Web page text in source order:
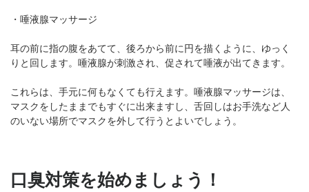
・唾液腺マッサージ
耳の前に指の腹をあてて、後ろから前に円を描くように、ゆっく
りと回します。唾液腺が刺激され、促されて唾液が出てきます。
これらは、手元に何もなくても行えます。唾液腺マッサージは、
マスクをしたままでもすぐに出来ますし、舌回しはお手洗など人
のいない場所でマスクを外して行うとよいでしょう。
口臭対策を始めましょう！